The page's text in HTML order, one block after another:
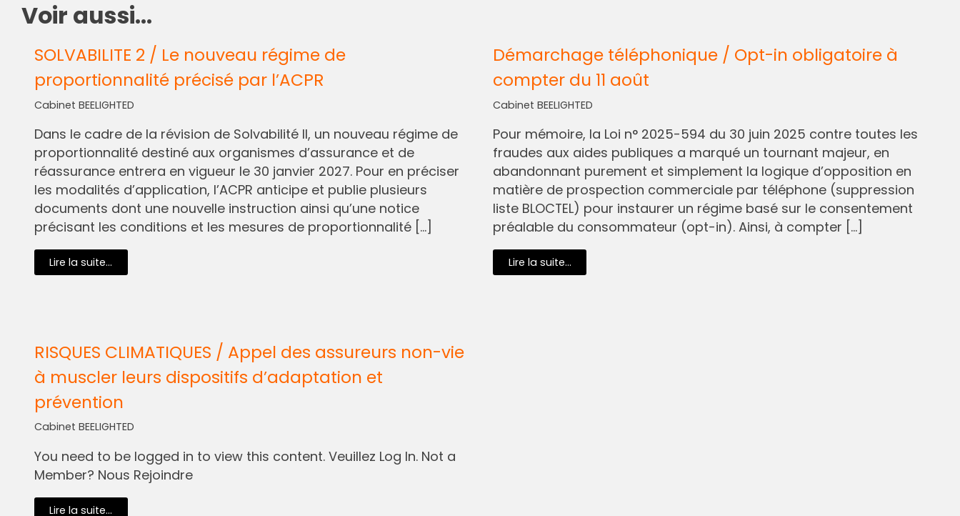
Voir aussi...
SOLVABILITE 2 / Le nouveau régime de
proportionnalité précisé par l’ACPR
Cabinet BEELIGHTED
Dans le cadre de la révision de Solvabilité II, un nouveau régime de
proportionnalité destiné aux organismes d’assurance et de
réassurance entrera en vigueur le 30 janvier 2027. Pour en préciser
les modalités d’application, l’ACPR anticipe et publie plusieurs
documents dont une nouvelle instruction ainsi qu’une notice
précisant les conditions et les mesures de proportionnalité […]
Lire la suite...
Démarchage téléphonique / Opt-in obligatoire à
compter du 11 août
Cabinet BEELIGHTED
Pour mémoire, la Loi n° 2025-594 du 30 juin 2025 contre toutes les
fraudes aux aides publiques a marqué un tournant majeur, en
abandonnant purement et simplement la logique d’opposition en
matière de prospection commerciale par téléphone (suppression
liste BLOCTEL) pour instaurer un régime basé sur le consentement
préalable du consommateur (opt-in). Ainsi, à compter […]
Lire la suite...
RISQUES CLIMATIQUES / Appel des assureurs non-vie
à muscler leurs dispositifs d’adaptation et
prévention
Cabinet BEELIGHTED
You need to be logged in to view this content. Veuillez Log In. Not a
Member? Nous Rejoindre
Lire la suite...